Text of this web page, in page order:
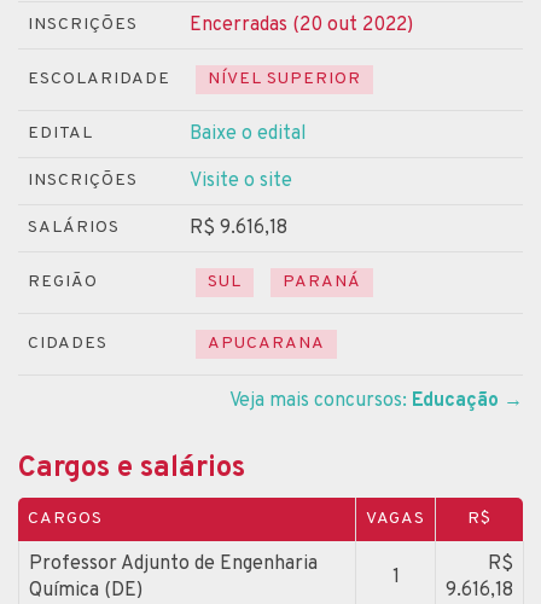
INSCRIÇÕES Encerradas (20 out 2022)
ESCOLARIDADE NÍVEL SUPERIOR
EDITAL Baixe o edital
INSCRIÇÕES Visite o site
SALÁRIOS R$ 9.616,18
REGIÃO SUL PARANÁ
CIDADES APUCARANA
Veja mais concursos: Educação →
Cargos e salários
CARGOS VAGAS R$
Professor Adjunto de Engenharia
Química (DE)
1
R$
9.616,18